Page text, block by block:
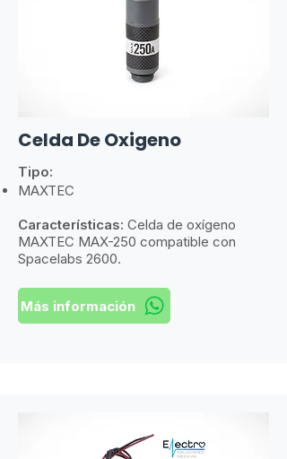
Celda De Oxigeno
Tipo:
MAXTEC
Características: Celda de oxígeno
MAXTEC MAX-250 compatible con
Spacelabs 2600.
Más información